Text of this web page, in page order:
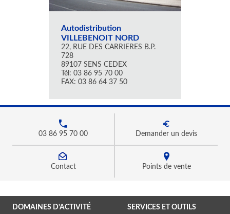
Autodistribution
VILLEBENOIT NORD
22, RUE DES CARRIERES B.P.
728
89107 SENS CEDEX
Tél: 03 86 95 70 00
FAX: 03 86 64 37 50
03 86 95 70 00 Demander un devis
Contact Points de vente
DOMAINES D'ACTIVITÉ SERVICES ET OUTILS